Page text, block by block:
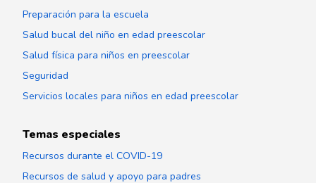
Preparación para la escuela
Salud bucal del niño en edad preescolar
Salud física para niños en preescolar
Seguridad
Servicios locales para niños en edad preescolar
Temas especiales
Recursos durante el COVID-19
Recursos de salud y apoyo para padres